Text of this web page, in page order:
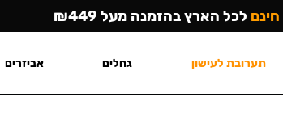
חינם לכל הארץ בהזמנה מעל ₪449
תערובת לעישון גחלים אביזרים